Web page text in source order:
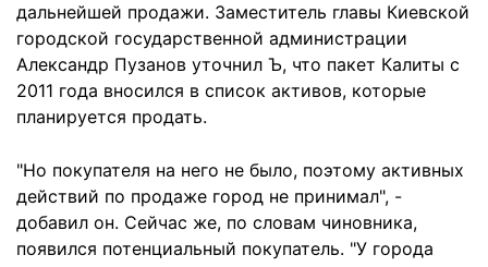
дальнейшей продажи. Заместитель главы Киевской
городской государственной администрации
Александр Пузанов уточнил Ъ, что пакет Калиты с
2011 года вносился в список активов, которые
планируется продать.
"Но покупателя на него не было, поэтому активных
действий по продаже город не принимал", -
добавил он. Сейчас же, по словам чиновника,
появился потенциальный покупатель. "У города